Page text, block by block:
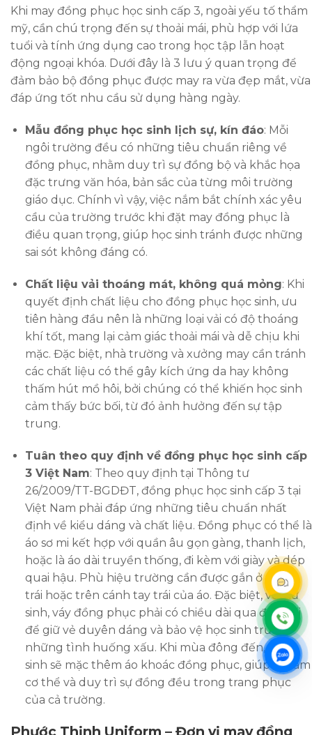
Khi may đồng phục học sinh cấp 3, ngoài yếu tố thẩm
mỹ, cần chú trọng đến sự thoải mái, phù hợp với lứa
tuổi và tính ứng dụng cao trong học tập lẫn hoạt
động ngoại khóa. Dưới đây là 3 lưu ý quan trọng để
đảm bảo bộ đồng phục được may ra vừa đẹp mắt, vừa
đáp ứng tốt nhu cầu sử dụng hàng ngày.
Mẫu đồng phục học sinh lịch sự, kín đáo: Mỗi
ngôi trường đều có những tiêu chuẩn riêng về
đồng phục, nhằm duy trì sự đồng bộ và khắc họa
đặc trưng văn hóa, bản sắc của từng môi trường
giáo dục. Chính vì vậy, việc nắm bắt chính xác yêu
cầu của trường trước khi đặt may đồng phục là
điều quan trọng, giúp học sinh tránh được những
sai sót không đáng có.
Chất liệu vải thoáng mát, không quá mỏng: Khi
quyết định chất liệu cho đồng phục học sinh, ưu
tiên hàng đầu nên là những loại vải có độ thoáng
khí tốt, mang lại cảm giác thoải mái và dễ chịu khi
mặc. Đặc biệt, nhà trường và xưởng may cần tránh
các chất liệu có thể gây kích ứng da hay không
thấm hút mồ hôi, bởi chúng có thể khiến học sinh
cảm thấy bức bối, từ đó ảnh hưởng đến sự tập
trung.
Tuân theo quy định về đồng phục học sinh cấp
3 Việt Nam: Theo quy định tại Thông tư
26/2009/TT-BGDĐT, đồng phục học sinh cấp 3 tại
Việt Nam phải đáp ứng những tiêu chuẩn nhất
định về kiểu dáng và chất liệu. Đồng phục có thể là
áo sơ mi kết hợp với quần âu gọn gàng, thanh lịch,
hoặc là áo dài truyền thống, đi kèm với giày và dép
quai hậu. Phù hiệu trường cần được gắn ở ngực
trái hoặc trên cánh tay trái của áo. Đặc biệt, với nữ
sinh, váy đồng phục phải có chiều dài qua đầu gối
để giữ vẻ duyên dáng và bảo vệ học sinh trước
những tình huống xấu. Khi mùa đông đến, học
sinh sẽ mặc thêm áo khoác đồng phục, giúp giữ ấm
cơ thể và duy trì sự đồng đều trong trang phục
của cả trường.
Phước Thịnh Uniform – Đơn vị may đồng